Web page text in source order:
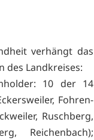
verhängt das
des Landkreises:
10 der 14
Fohren-
Ruschberg,
Reichenbach);